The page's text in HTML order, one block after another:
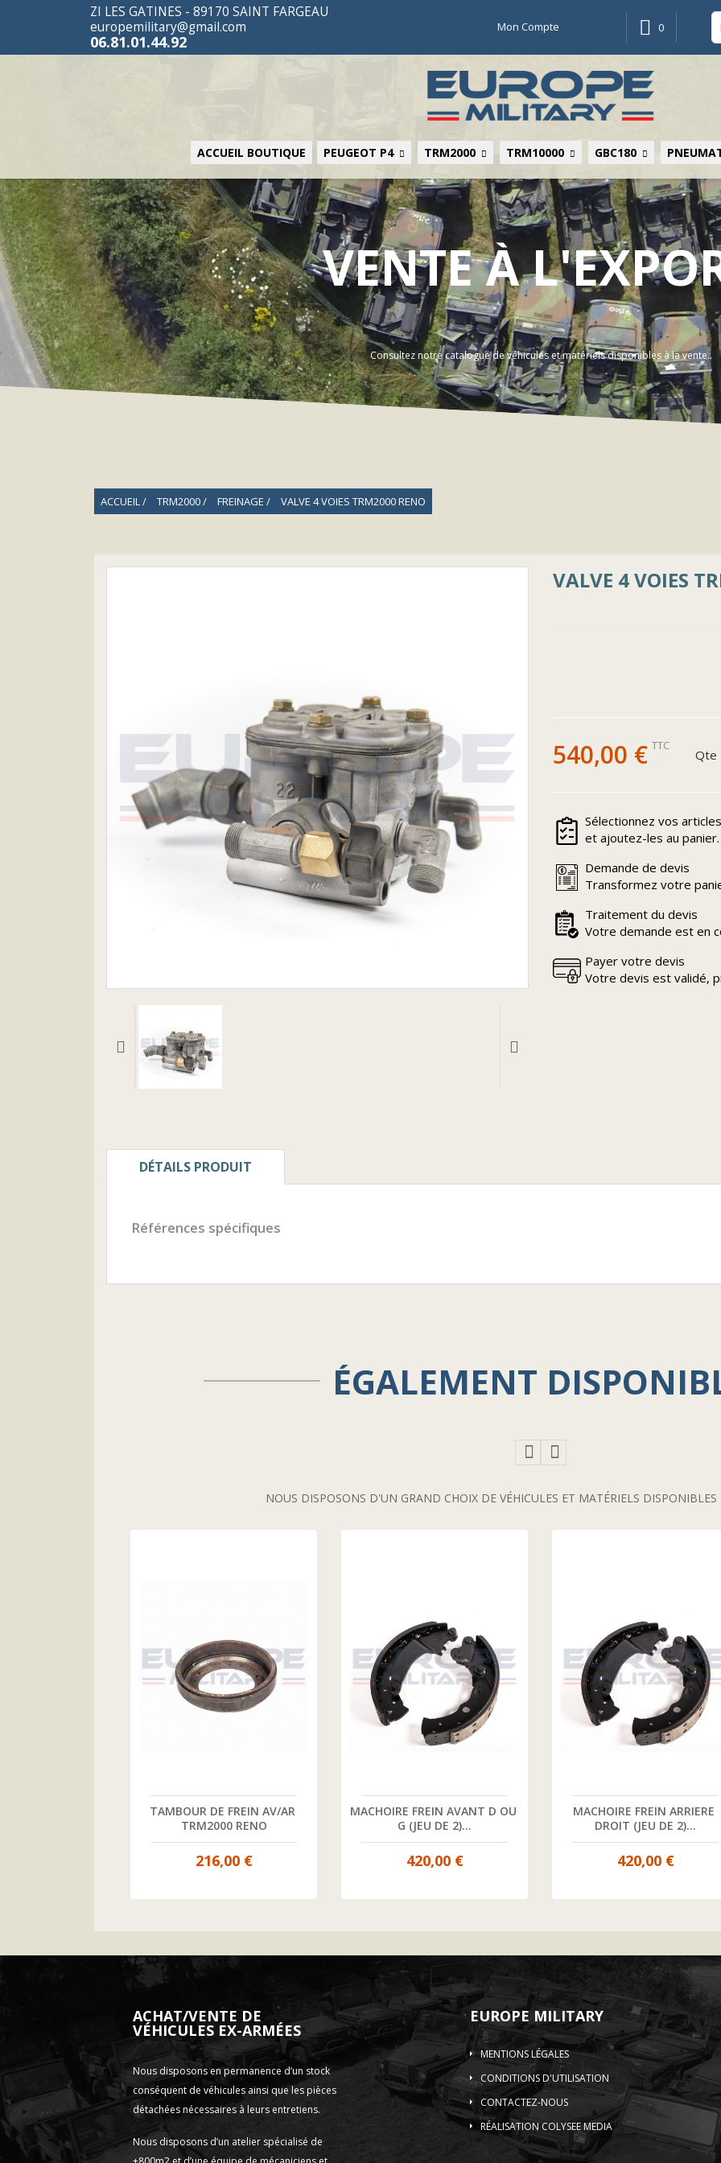
ZI LES GATINES - 89170 SAINT FARGEAU
europemilitary@gmail.com
06.81.01.44.92
Mon Compte 0
ACCUEIL BOUTIQUE PEUGEOT P4 TRM2000 TRM10000 GBC180
VENTE À
Consultez notre catalogue de véhicules et matériels disponibles à la vente..
ACCUEIL TRM2000 FREINAGE VALVE 4 VOIES TRM2000 RENO
VALVE 4 VOIES
540,00 € TTC
Qte
Sélectionnez vos articles
et ajoutez-les au panier.
Demande de devis
Transformez votre
Traitement du devis
Votre demande est en
Payer votre devis
Votre devis est validé,
DÉTAILS PRODUIT
Références spécifiques
ÉGALEMENT
NOUS DISPOSONS D'UN GRAND CHOIX DE VÉHICULES ET MATÉRIELS
TAMBOUR DE FREIN AV/AR
TRM2000 RENO
216,00 €
MACHOIRE FREIN AVANT D OU
G (JEU DE 2)...
420,00 €
MACHOIRE FREIN ARRIERE
DROIT (JEU DE 2)...
420,00 €
ACHAT/VENTE DE
VÉHICULES EX-ARMÉES
Nous disposons en permanence d’un stock
conséquent de véhicules ainsi que les pièces
détachées nécessaires à leurs entretiens.
Nous disposons d’un atelier spécialisé de
EUROPE MILITARY
MENTIONS LÉGALES
CONDITIONS D'UTILISATION
CONTACTEZ-NOUS
RÉALISATION COLYSEE MEDIA